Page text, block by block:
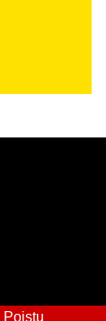
Poistu